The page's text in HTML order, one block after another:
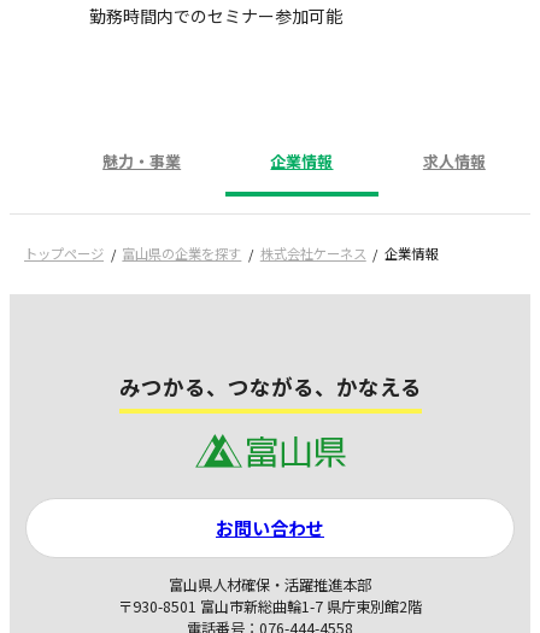
勤務時間内でのセミナー参加可能
魅力・事業 企業情報 求人情報
トップページ 富山県の企業を探す 株式会社ケーネス 企業情報
みつかる、つながる、かなえる
富山県人材確保・活躍推進本部
〒930-8501 富山市新総曲輪1-7 県庁東別館2階
電話番号：076-444-4558
お問い合わせ